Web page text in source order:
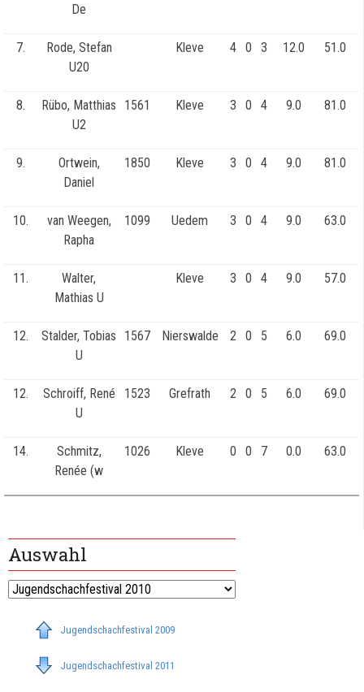
De
7.
Rode, Stefan
U20
Kleve 4 0 3 12.0 51.0
8.
Rübo, Matthias
U2
1561 Kleve 3 0 4 9.0 81.0
9.
Ortwein,
Daniel
1850 Kleve 3 0 4 9.0 81.0
10.
van Weegen,
Rapha
1099 Uedem 3 0 4 9.0 63.0
11.
Walter,
Mathias U
Kleve 3 0 4 9.0 57.0
12.
Stalder, Tobias
U
1567 Nierswalde 2 0 5 6.0 69.0
12.
Schroiff, René
U
1523 Grefrath 2 0 5 6.0 69.0
14.
Schmitz,
Renée (w
1026 Kleve 0 0 7 0.0 63.0
Auswahl
Jugendschachfestival 2009
Jugendschachfestival 2011